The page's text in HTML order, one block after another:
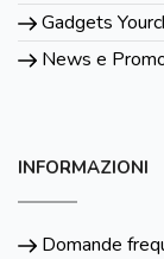
Gadgets
News e
INFORMAZIONI
Domande